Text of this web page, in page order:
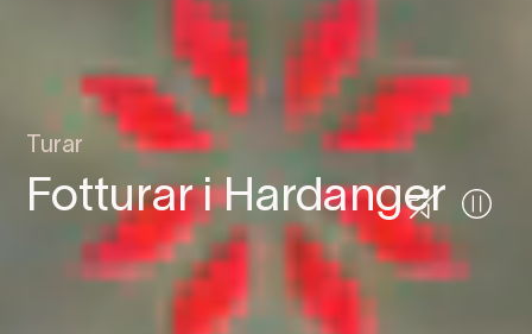
Turar
Fotturar i Hardanger